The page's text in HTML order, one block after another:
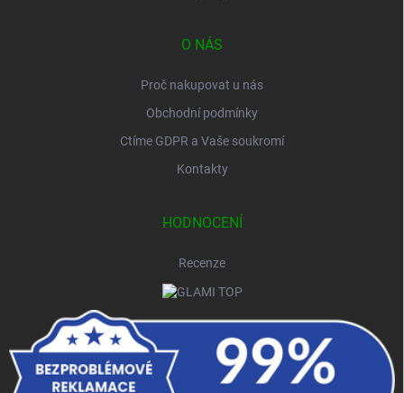
O NÁS
Proč nakupovat u nás
Obchodní podmínky
Ctíme GDPR a Vaše soukromí
Kontakty
HODNOCENÍ
Recenze